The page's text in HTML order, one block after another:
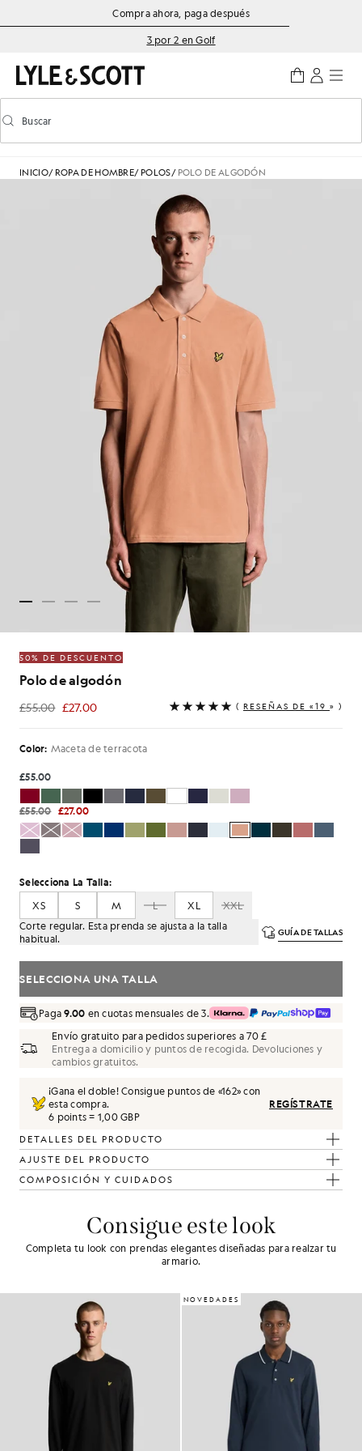
Saltar al contenido principal
Información de accesibilidadCompra ahora, paga después
3 por 2 en Golf
Activar/desactivar la búsqueda predictiva
Buscar
INICIO/ ROPA DE HOMBRE/ POLOS/ POLO DE ALGODÓN
50% DE DESCUENTO
Polo de algodón
£55.00 £27.00
£27.00 ( RESEÑAS DE «19 » )
Color: Maceta de terracota
£55.00
£55.00 £27.00
Selecciona La Talla:
XS
S M L XL
XXL
Corte regular. Esta prenda se ajusta a la talla
habitual.
GUÍA DE TALLAS
SELECCIONA UNA TALLA
Paga9.00 en cuotas mensuales de 3.
Envío gratuito para pedidos superiores a 70 £
Entrega a domicilio y puntos de recogida. Devoluciones y
cambios gratuitos.
¡Gana el doble! Consigue puntos de «162» con
esta compra.
6 points = 1,00 GBP
REGÍSTRATE
DETALLES DEL PRODUCTO
AJUSTE DEL PRODUCTO
COMPOSICIÓN Y CUIDADOS
Consigue este look
Completa tu look con prendas elegantes diseñadas para realzar tu
armario.
NOVEDADES